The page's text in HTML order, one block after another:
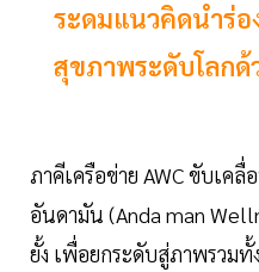
ระดมแนวคิดนำร่อ
สุขภาพระดับโลกด้
ภาคีเครือข่าย AWC ขับเค
อันดามัน (Anda man
ยั้ง เพื่อยกระดับสู่ภาพรวมทั้